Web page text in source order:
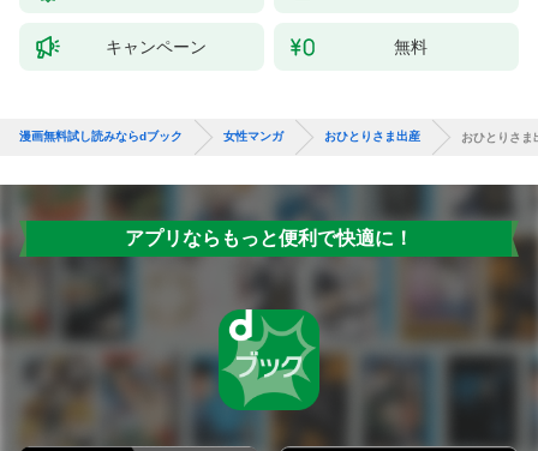
キャンペーン 無料
漫画無料試し読みならdブック 女性マンガ おひとりさま出産 おひとりさま
アプリならもっと便利で快適に！